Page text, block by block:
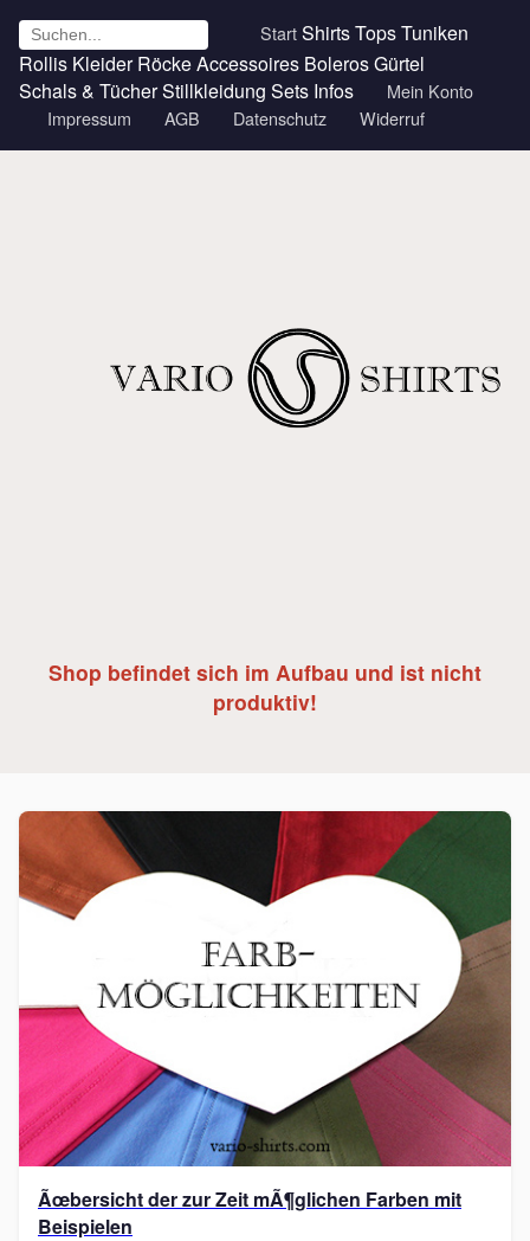
StartShirtsTopsTuniken
Rollis Kleider RöckeAccessoires BolerosGürtel
Schals & TücherStillkleidung Sets Infos
Mein Konto
Impressum
AGB Datenschutz Widerruf
Shop befindet sich im Aufbau und ist nicht
produktiv!
Ãœbersicht der zur Zeit mÃ¶glichen Farben mit
Beispielen